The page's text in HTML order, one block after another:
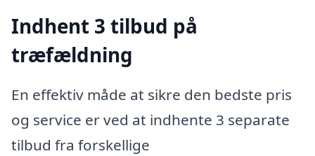
Indhent 3 tilbud på
træfældning
En effektiv måde at sikre den bedste pris
og service er ved at indhente 3 separate
tilbud fra forskellige